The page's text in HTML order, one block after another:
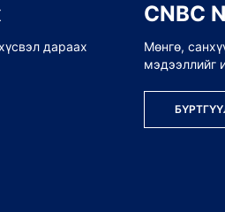
дараах
CNBC
Мөнгө,
мэдээллийг